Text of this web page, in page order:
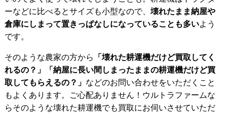
ーなどに比べるとサイズも小型なので、 壊れたまま納屋や
倉庫にしまって置きっぱなしになっていることも多いよう
です。
そのような農家の方から
「壊れた耕運機だけど買取してく
れるの？」「納屋に長い間しまったままの耕運機だけど買
取してもらえるの？」 などのお問い合わせをいただくこと
もよくあります。ご心配ありません！ウルトラファームな
らそのような壊れた耕運機でも買取にお伺いさせていただ